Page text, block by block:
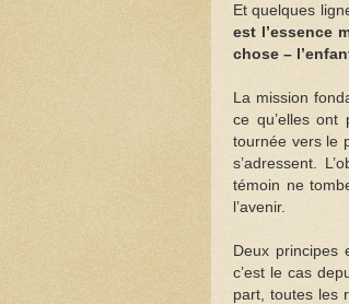
Et quelques
est l’essence
chose –
La mission
ce qu’elles ont
tournée vers le
s’adressent.
témoin ne
l’avenir.
Deux principes
c’est le cas
part, toutes les